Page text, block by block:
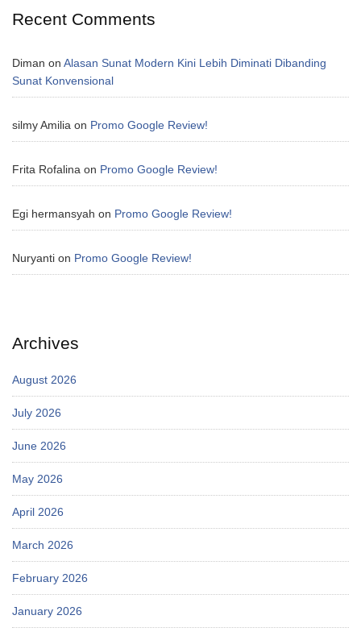
Recent Comments
Diman on Alasan Sunat Modern Kini Lebih Diminati Dibanding
Sunat Konvensional
silmy Amilia on Promo Google Review!
Frita Rofalina on Promo Google Review!
Egi hermansyah on Promo Google Review!
Nuryanti on Promo Google Review!
Archives
August 2026
July 2026
June 2026
May 2026
April 2026
March 2026
February 2026
January 2026